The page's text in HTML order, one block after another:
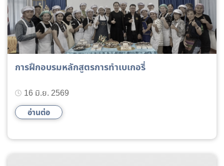
การฝึกอบรมหลักสูตรการทำเบเกอรี่
16 มิ.ย. 2569
อ่านต่อ